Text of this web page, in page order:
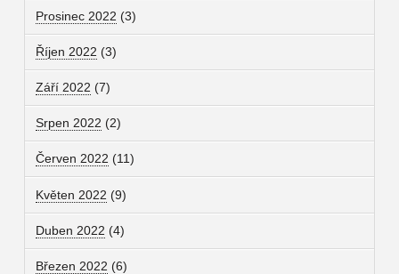
Prosinec 2022 (3)
Říjen 2022 (3)
Září 2022 (7)
Srpen 2022 (2)
Červen 2022 (11)
Květen 2022 (9)
Duben 2022 (4)
Březen 2022 (6)